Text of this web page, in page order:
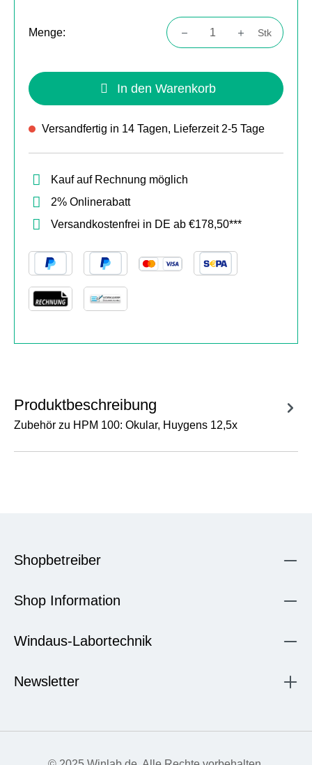
Menge:
Produkt Anzahl: Gib den gewünschten
Stk
In den Warenkorb
Versandfertig in 14 Tagen, Lieferzeit 2-5 Tage
Kauf auf Rechnung möglich
2% Onlinerabatt
Versandkostenfrei in DE ab €178,50***
Produktbeschreibung
Zubehör zu HPM 100: Okular, Huygens 12,5x
Shopbetreiber
Shop Information
Windaus-Labortechnik
Newsletter